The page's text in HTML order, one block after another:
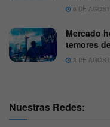
6 DE
Mercado
temores
3 DE
Nuestras Redes: